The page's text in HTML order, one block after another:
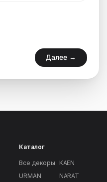
Далее →
Каталог
Все декоры
KAEN
URMAN
NARAT